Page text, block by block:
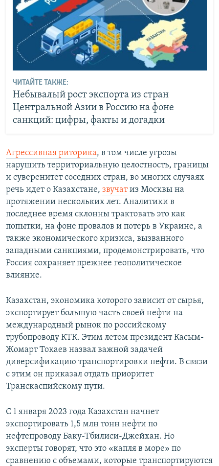
ЧИТАЙТЕ ТАКЖЕ:
Небывалый рост экспорта из стран
Центральной Азии в Россию на фоне
санкций: цифры, факты и догадки
Агрессивная риторика, в том числе угрозы
нарушить территориальную целостность, границы
и суверенитет соседних стран, во многих случаях
речь идет о Казахстане, звучатиз Москвы на
протяжении нескольких лет. Аналитики в
последнее время склонны трактовать это как
попытки, на фоне провалов и потерь в Украине, а
также экономического кризиса, вызванного
западными санкциями, продемонстрировать, что
Россия сохраняет прежнее геополитическое
влияние.
Казахстан, экономика которого зависит от сырья,
экспортирует большую часть своей нефти на
международный рынок по российскому
трубопроводу КТК. Этим летом президент Касым-
Жомарт Токаев назвал важной задачей
диверсификацию транспортировки нефти. В связи
с этим он приказал отдать приоритет
Транскаспийскому пути.
С 1 января 2023 года Казахстан начнет
экспортировать 1,5 млн тонн нефти по
нефтепроводу Баку-Тбилиси-Джейхан. Но
эксперты говорят, что это «капля в море» по
сравнению с объемами, которые транспортируются